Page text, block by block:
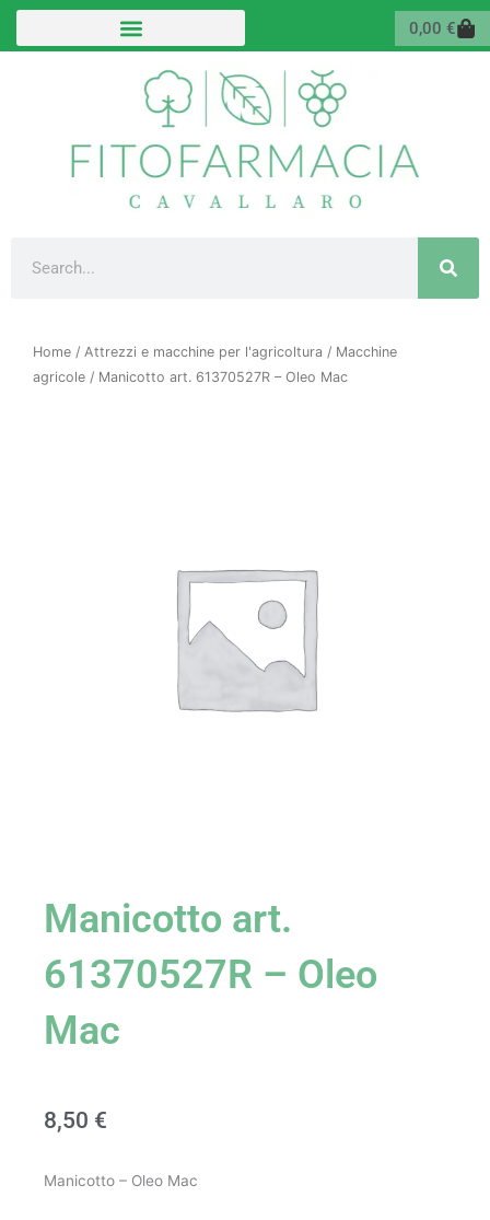
Vai
0,00 €
Home / Attrezzi e macchine per l'agricoltura / Macchine
agricole / Manicotto art. 61370527R – Oleo Mac
Manicotto art.
61370527R – Oleo
Mac
8,50 €
Manicotto – Oleo Mac